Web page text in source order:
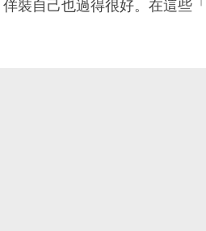
裝自己也過得很好。在這些